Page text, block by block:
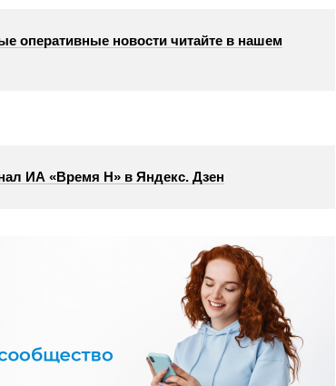
оперативные новости читайте в нашем
ИА «Время Н» в Яндекс. Дзен